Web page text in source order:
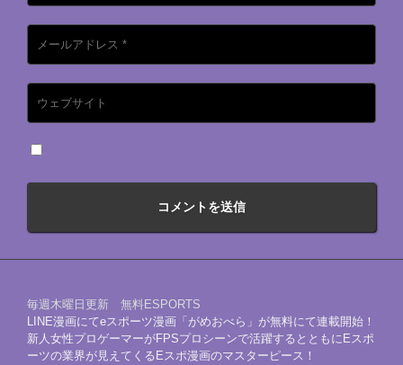
毎週木曜日更新 無料ESPORTS
LINE漫画にてeスポーツ漫画「がめおべら」が無料にて連載開始！
新人女性プロゲーマーがFPSプロシーンで活躍するとともにEスポ
ーツの業界が見えてくるEスポ漫画のマスターピース！